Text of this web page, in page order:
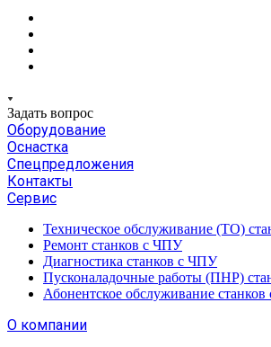
Задать вопрос
Оборудование
Оснастка
Спецпредложения
Контакты
Сервис
Техническое обслуживание (ТО)
Ремонт станков с ЧПУ
Диагностика станков с ЧПУ
Пусконаладочные работы (ПНР)
Абонентское обслуживание
О компании